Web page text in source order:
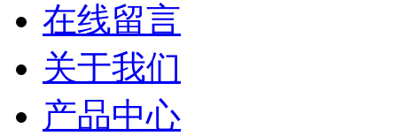
在线留言
关于我们
产品中心